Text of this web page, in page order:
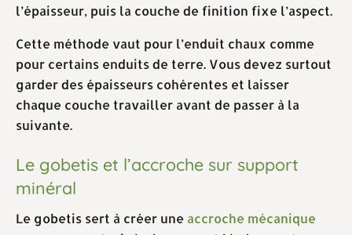
l’épaisseur, puis la couche de finition fixe l’aspect.
Cette méthode vaut pour l’enduit chaux comme
pour certains enduits de terre. Vous devez surtout
garder des épaisseurs cohérentes et laisser
chaque couche travailler avant de passer à la
suivante.
Le gobetis et l’accroche sur support
minéral
Le gobetis sert à créer une accroche mécanique